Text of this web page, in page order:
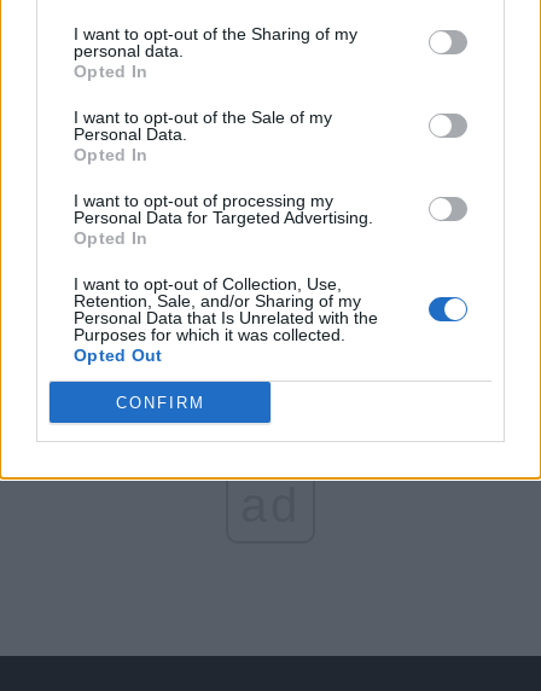
I want to opt-out of the Sharing of my
personal data.
Opted In
I want to opt-out of the Sale of my
Personal Data.
Opted In
I want to opt-out of processing my
Personal Data for Targeted Advertising.
Opted In
I want to opt-out of Collection, Use,
Retention, Sale, and/or Sharing of my
Personal Data that Is Unrelated with the
Purposes for which it was collected.
Opted Out
CONFIRM
România pe Primul Loc (Ponta)
Arhiva sondajelor